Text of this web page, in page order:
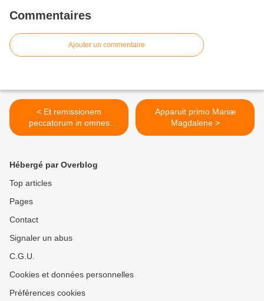
Commentaires
Ajouter un commentaire
< Et remissionem
peccatorum in omnes
gentes
Apparuit primo Mariæ
Magdalene >
Hébergé par Overblog
Top articles
Pages
Contact
Signaler un abus
C.G.U.
Cookies et données personnelles
Préférences cookies